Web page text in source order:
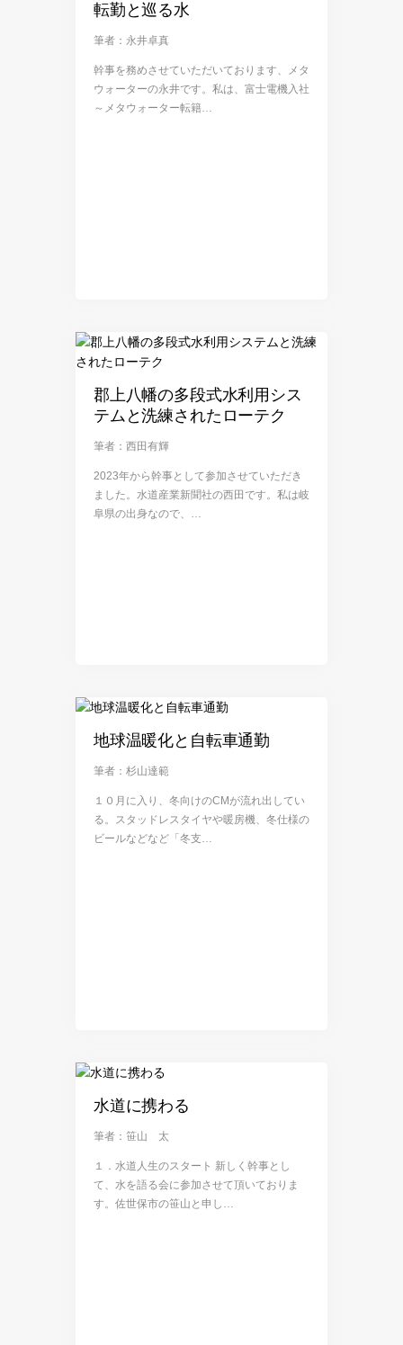
転勤と巡る水
筆者：永井卓真
幹事を務めさせていただいております、メタ
ウォーターの永井です。私は、富士電機入社
～メタウォーター転籍…
郡上八幡の多段式水利用シス
テムと洗練されたローテク
筆者：西田有輝
2023年から幹事として参加させていただき
ました。水道産業新聞社の西田です。私は岐
阜県の出身なので、…
地球温暖化と自転車通勤
筆者：杉山達範
１０月に入り、冬向けのCMが流れ出してい
る。スタッドレスタイヤや暖房機、冬仕様の
ビールなどなど「冬支…
水道に携わる
筆者：笹山 太
１．水道人生のスタート 新しく幹事とし
て、水を語る会に参加させて頂いておりま
す。佐世保市の笹山と申し…